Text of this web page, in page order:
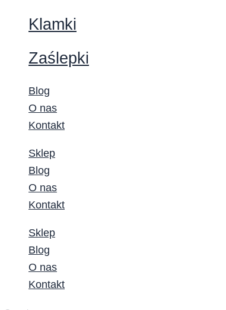
Klamki
Zaślepki
Blog
O nas
Kontakt
Sklep
Blog
O nas
Kontakt
Sklep
Blog
O nas
Kontakt